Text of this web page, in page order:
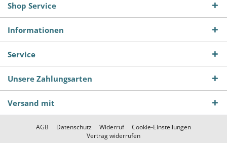
Shop Service
Informationen
Service
Unsere Zahlungsarten
Versand mit
AGB Datenschutz Widerruf
Cookie-Einstellungen
Vertrag widerrufen